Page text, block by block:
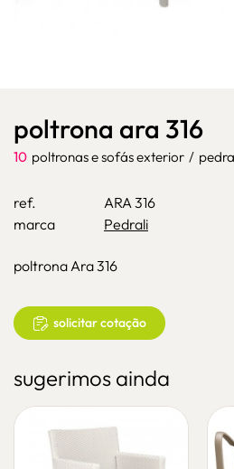
poltrona ara 316
10 poltronas e sofás exterior /
ref.
ARA 316
marca
Pedrali
poltrona Ara 316
solicitar cotação
sugerimos ainda